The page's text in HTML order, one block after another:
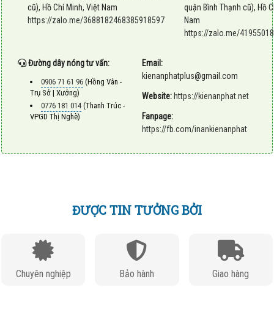
cũ), Hồ Chí Minh, Việt Nam
https://zalo.me/3688182468385918597
quận Bình Thạnh cũ), Hồ
Nam
https://zalo.me/
Đường dây nóng tư vấn:
0906 71 61 96 (Hồng Vân -
Trụ Sở | Xưởng)
0776 181 014 (Thanh Trúc -
VPGD Thị Nghè)
Email:
kienanphatplus@gmail.com
Website: https://kienanphat.net
Fanpage:
https://fb.com/inankienanphat
ĐƯỢC TIN TƯỞNG BỞI
Chuyên nghiệp Bảo hành Giao hàng